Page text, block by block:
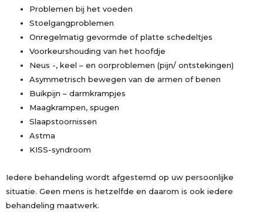
Problemen bij het voeden
Stoelgangproblemen
Onregelmatig gevormde of platte schedeltjes
Voorkeurshouding van het hoofdje
Neus -, keel – en oorproblemen (pijn/ ontstekingen)
Asymmetrisch bewegen van de armen of benen
Buikpijn – darmkrampjes
Maagkrampen, spugen
Slaapstoornissen
Astma
KISS-syndroom
Iedere behandeling wordt afgestemd op uw persoonlijke
situatie. Geen mens is hetzelfde en daarom is ook iedere
behandeling maatwerk.